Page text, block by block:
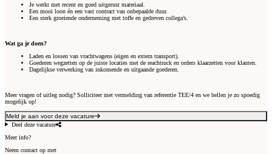
Je werkt met recent en goed uitgerust materiaal.
Een mooi loon én een vast contract van onbepaalde duur.
Een sterk groeiende onderneming met toffe en gedreven collega’s.
Wat ga je doen?
Laden en lossen van vrachtwagens (eigen en extern transport).
Goederen wegzetten op de juiste locaties met de reachtruck en orders klaarzetten voor klanten.
Dagelijkse verwerking van inkomende en uitgaande goederen.
Meer vragen of uitleg nodig? Solliciteer met vermelding van referentie TEE/4 en we bellen je zo spoedig
mogelijk op!
Meld je aan voor deze vacature
Deel deze vacature
Meer info?
Neem contact op met